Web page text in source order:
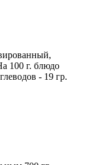
100 г. блюдо
- 19 гр.